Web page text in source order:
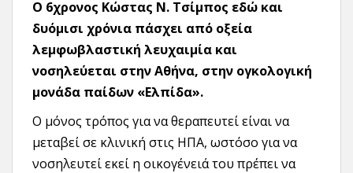
O 6χρονος Κώστας Ν. Τσίμπος εδώ και
δυόμισι χρόνια πάσχει από οξεία
λεμφωβλαστική λευχαιμία και
νοσηλεύεται στην Αθήνα, στην ογκολογική
μονάδα παίδων «Ελπίδα».
Ο μόνος τρόπος για να θεραπευτεί είναι να
μεταβεί σε κλινική στις ΗΠΑ, ωστόσο για να
νοσηλευτεί εκεί η οικογένειά του πρέπει να